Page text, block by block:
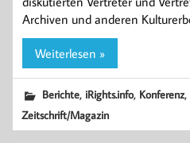
Archiven und anderen
Weiterlesen »
Berichte, iRights.info, Konferenz,
Zeitschrift/Magazin